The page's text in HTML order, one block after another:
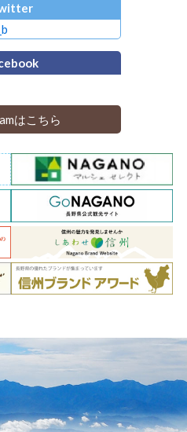
はこちら